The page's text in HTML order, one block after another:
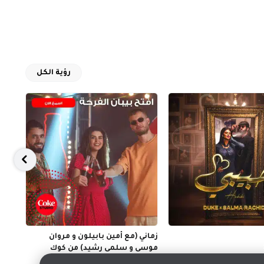
رؤية الكل
زماني (مع أمين بابيلون و مروان
موسى و سلمى رشيد) من كوك